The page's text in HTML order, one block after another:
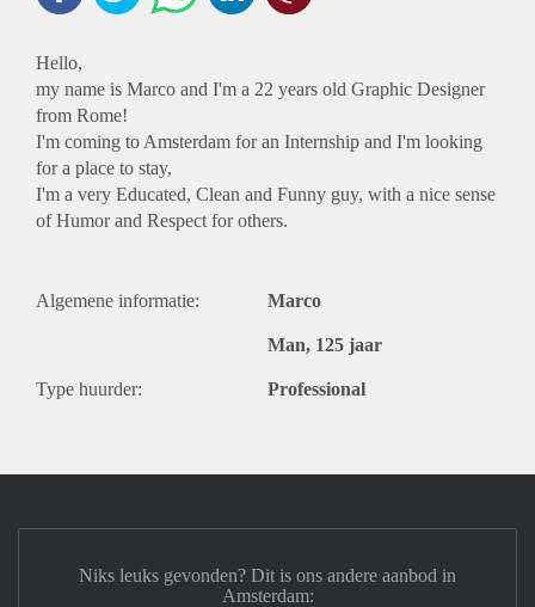
Hello,
my name is Marco and I'm a 22 years old Graphic Designer
from Rome!
I'm coming to Amsterdam for an Internship and I'm looking
for a place to stay,
I'm a very Educated, Clean and Funny guy, with a nice sense
of Humor and Respect for others.
Algemene informatie: Marco
Man, 125 jaar
Type huurder: Professional
Niks leuks gevonden? Dit is ons andere aanbod in
Amsterdam: